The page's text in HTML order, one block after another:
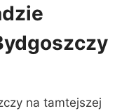
na tamtejszej